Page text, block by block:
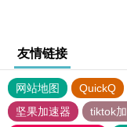
友情链接
网站地图 QuickQ
坚果加速器
tiktok